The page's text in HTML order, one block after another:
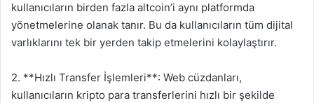
kullanıcıların birden fazla altcoin’i aynı platformda
yönetmelerine olanak tanır. Bu da kullanıcıların tüm dijital
varlıklarını tek bir yerden takip etmelerini kolaylaştırır.
2. **Hızlı Transfer İşlemleri**: Web cüzdanları,
kullanıcıların kripto para transferlerini hızlı bir şekilde